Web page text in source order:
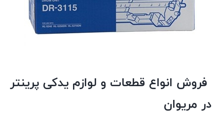
فروش انواع قطعات و لوازم یدکی پرینتر
در مریوان